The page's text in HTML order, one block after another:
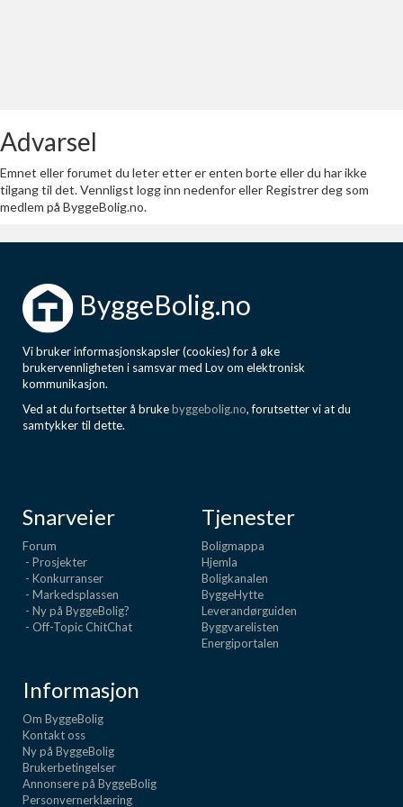
Finn håndverkere
Søk blant 9000 bedrifter
Kundeservice
Få svar på det du lurer på
Kom i gang med Boligmappa
Se din bolig? Klikk her
Boligmappa+
Advarsel
Emnet eller forumet du leter etter er enten borte eller du har ikke
tilgang til det. Vennligst logg inn nedenfor eller Registrer deg som
medlem på ByggeBolig.no.
ByggeBolig.no
Vi bruker informasjonskapsler (cookies) for å øke
brukervennligheten i samsvar med Lov om elektronisk
kommunikasjon.
Ved at du fortsetter å brukebyggebolig.no, forutsetter vi at du
samtykker til dette.
Snarveier
Forum
- Prosjekter
- Konkurranser
- Markedsplassen
- Ny på ByggeBolig?
- Off-Topic ChitChat
Tjenester
Boligmappa
Hjemla
Boligkanalen
ByggeHytte
Leverandørguiden
Byggvarelisten
Energiportalen
Informasjon
Om ByggeBolig
Kontakt oss
Ny på ByggeBolig
Brukerbetingelser
Annonsere på ByggeBolig
Personvernerklæring